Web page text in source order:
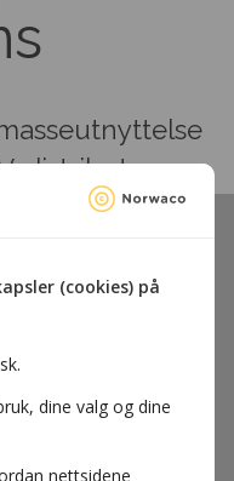
(cookies) på
dine valg og dine
nettsidene
distributører
kanaler til sine
for
fra og
enkelt